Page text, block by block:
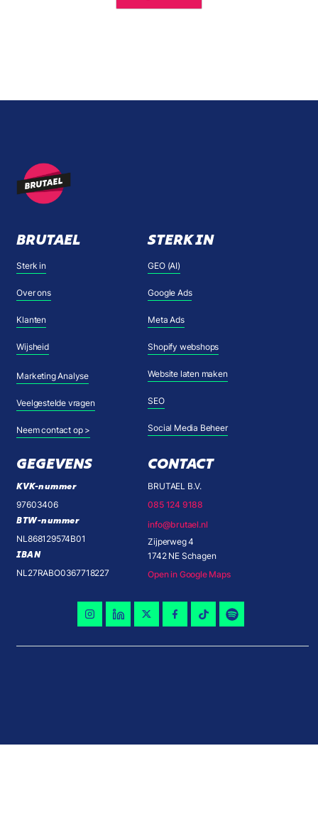
BRUTAEL
Sterk in
Over ons
Klanten
Wijsheid
Marketing Analyse
Veelgestelde vragen
Neem contact op >
STERK IN
GEO (AI)
Google Ads
Meta Ads
Shopify webshops
Website laten maken
SEO
Social Media Beheer
GEGEVENS
KVK-nummer
97603406
BTW-nummer
NL868129574B01
IBAN
NL27RABO0367718227
CONTACT
BRUTAEL B.V.
085 124 9188
info@brutael.nl
Zijperweg 4
1742 NE Schagen
Open in Google Maps